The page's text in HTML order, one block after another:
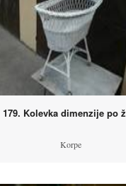
179. Kolevka dimenzije po
Korpe